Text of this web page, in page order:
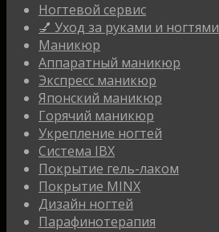
Ногтевой сервис
💅 Уход за руками и ногтями
Маникюр
Аппаратный маникюр
Экспресс маникюр
Японский маникюр
Горячий маникюр
Укрепление ногтей
Система IBX
Покрытие гель-лаком
Покрытие MINX
Дизайн ногтей
Парафинотерапия